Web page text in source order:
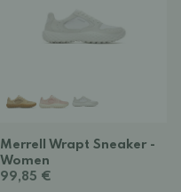
Merrell Wrapt Sneaker -
Women
99,85 €